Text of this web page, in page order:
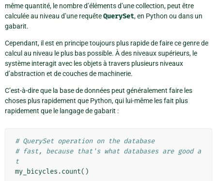
même quantité, le nombre d’éléments d’une collection, peut être
calculée au niveau d’une requêteQuerySet, en Python ou dans un
gabarit.
Cependant, il est en principe toujours plus rapide de faire ce genre de
calcul au niveau le plus bas possible. À des niveaux supérieurs, le
système interagit avec les objets à travers plusieurs niveaux
d’abstraction et de couches de machinerie.
C’est-à-dire que la base de données peut généralement faire les
choses plus rapidement que Python, qui lui-même les fait plus
rapidement que le langage de gabarit :
# QuerySet operation on the database
# fast, because that's what databases are good a
t
my_bicycles .count()